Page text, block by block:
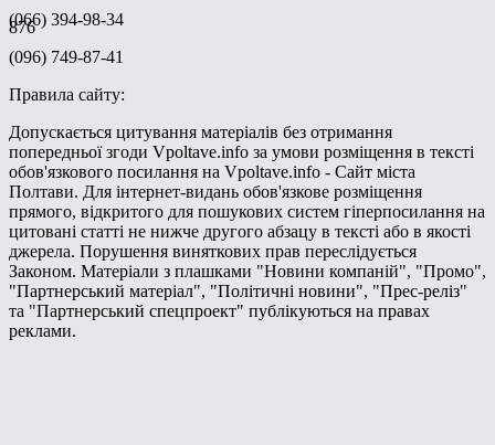
876
(066) 394-98-34
(096) 749-87-41
Правила сайту:
Допускається цитування матеріалів без отримання
попередньої згоди Vpoltave.info за умови розміщення в тексті
обов'язкового посилання на Vpoltave.info - Сайт міста
Полтави. Для інтернет-видань обов'язкове розміщення
прямого, відкритого для пошукових систем гіперпосилання на
цитовані статті не нижче другого абзацу в тексті або в якості
джерела. Порушення виняткових прав переслідується
Законом. Матеріали з плашками "Новини компаній", "Промо",
"Партнерський матеріал", "Політичні новини", "Прес-реліз"
та "Партнерський спецпроект" публікуються на правах
реклами.